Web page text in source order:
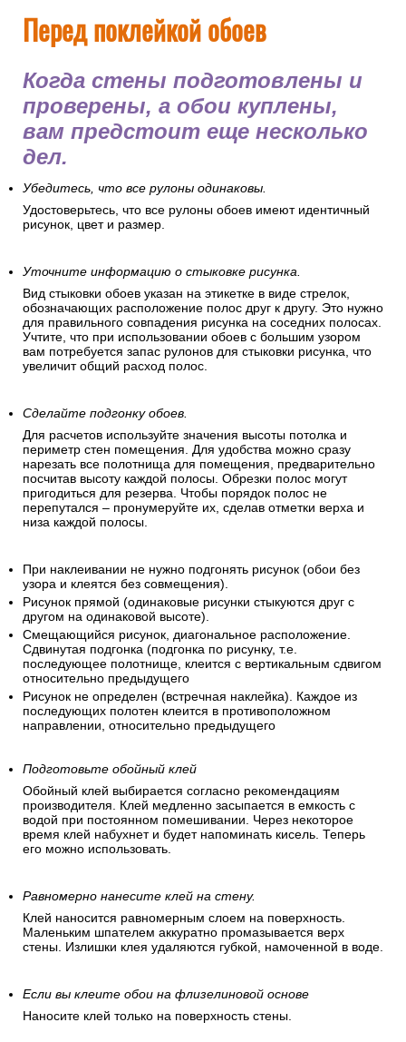
Перед поклейкой обоев
Когда стены подготовлены и
проверены, а обои куплены,
вам предстоит еще несколько
дел.
Убедитесь, что все рулоны одинаковы.
Удостоверьтесь, что все рулоны обоев имеют идентичный
рисунок, цвет и размер.
Уточните информацию о стыковке рисунка.
Вид стыковки обоев указан на этикетке в виде стрелок,
обозначающих расположение полос друг к другу. Это нужно
для правильного совпадения рисунка на соседних полосах.
Учтите, что при использовании обоев с большим узором
вам потребуется запас рулонов для стыковки рисунка, что
увеличит общий расход полос.
Сделайте подгонку обоев.
Для расчетов используйте значения высоты потолка и
периметр стен помещения. Для удобства можно сразу
нарезать все полотнища для помещения, предварительно
посчитав высоту каждой полосы. Обрезки полос могут
пригодиться для резерва. Чтобы порядок полос не
перепутался – пронумеруйте их, сделав отметки верха и
низа каждой полосы.
При наклеивании не нужно подгонять рисунок (обои без
узора и клеятся без совмещения).
Рисунок прямой (одинаковые рисунки стыкуются друг с
другом на одинаковой высоте).
Смещающийся рисунок, диагональное расположение.
Сдвинутая подгонка (подгонка по рисунку, т.е.
последующее полотнище, клеится с вертикальным сдвигом
относительно предыдущего
Рисунок не определен (встречная наклейка). Каждое из
последующих полотен клеится в противоположном
направлении, относительно предыдущего
Подготовьте обойный клей
Обойный клей выбирается согласно рекомендациям
производителя. Клей медленно засыпается в емкость с
водой при постоянном помешивании. Через некоторое
время клей набухнет и будет напоминать кисель. Теперь
его можно использовать.
Равномерно нанесите клей на стену.
Клей наносится равномерным слоем на поверхность.
Маленьким шпателем аккуратно промазывается верх
стены. Излишки клея удаляются губкой, намоченной в воде.
Если вы клеите обои на флизелиновой основе
Наносите клей только на поверхность стены.